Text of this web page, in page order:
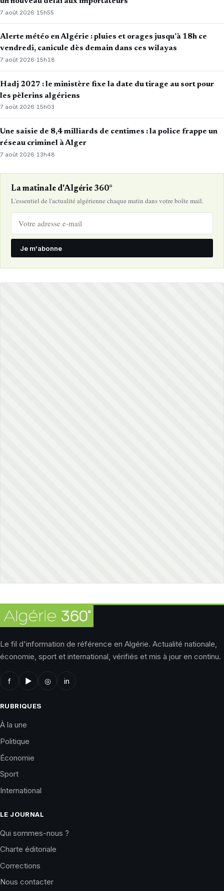
7 août 2026· 15h55
Alerte météo en Algérie : pluies et orages jusqu’à 18h ce
vendredi, canicule dès demain dans ces wilayas
7 août 2026·15h18
Hadj 2027 : le ministère fixe la date du tirage au sort pour
les pèlerins algériens
7 août 2026·15h03
Une saisie de 8,4 milliards de centimes : la police frappe un
réseau criminel à Alger
7 août 2026· 13h48
La matinale d'Algérie 360°
L'essentiel de l'actualité algérienne chaque matin dans votre boîte mail.
Je m'abonne
Le fil d'information de référence en Algérie. Actualité nationale,
économie, sport et international, vérifiés et mis à jour en continu.
f ▶ ◎ in
RUBRIQUES
À la une
Politique
Économie
Sport
International
LE JOURNAL
Qui sommes-nous ?
Charte éditoriale
Corrections
Nous contacter